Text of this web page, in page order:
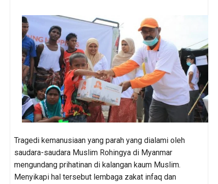
Tragedi kemanusiaan yang parah yang dialami oleh
saudara-saudara Muslim Rohingya di Myanmar
mengundang prihatinan di kalangan kaum Muslim.
Menyikapi hal tersebut lembaga zakat infaq dan